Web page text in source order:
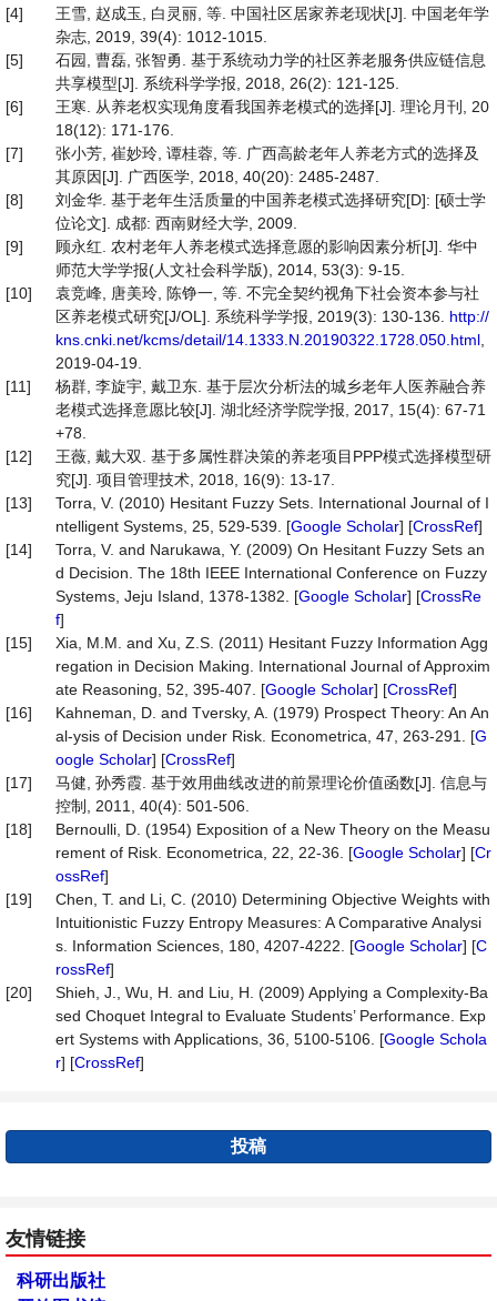
[4]
王雪, 赵成玉, 白灵丽, 等. 中国社区居家养老现状[J]. 中国老年学
杂志, 2019, 39(4): 1012-1015.
[5]
石园, 曹磊, 张智勇. 基于系统动力学的社区养老服务供应链信息
共享模型[J]. 系统科学学报, 2018, 26(2): 121-125.
[6]
王寒. 从养老权实现角度看我国养老模式的选择[J]. 理论月刊, 20
18(12): 171-176.
[7]
张小芳, 崔妙玲, 谭桂蓉, 等. 广西高龄老年人养老方式的选择及
其原因[J]. 广西医学, 2018, 40(20): 2485-2487.
[8]
刘金华. 基于老年生活质量的中国养老模式选择研究[D]: [硕士学
位论文]. 成都: 西南财经大学, 2009.
[9]
顾永红. 农村老年人养老模式选择意愿的影响因素分析[J]. 华中
师范大学学报(人文社会科学版), 2014, 53(3): 9-15.
[10]
袁竞峰, 唐美玲, 陈铮一, 等. 不完全契约视角下社会资本参与社
区养老模式研究[J/OL]. 系统科学学报, 2019(3): 130-136. http://
kns.cnki.net/kcms/detail/14.1333.N.20190322.1728.050.html
2019-04-19.
[11]
杨群, 李旋宇, 戴卫东. 基于层次分析法的城乡老年人医养融合养
老模式选择意愿比较[J]. 湖北经济学院学报, 2017, 15(4): 67-71
+78.
[12]
王薇, 戴大双. 基于多属性群决策的养老项目PPP模式选择模型研
究[J]. 项目管理技术, 2018, 16(9): 13-17.
[13]
Torra, V. (2010) Hesitant Fuzzy Sets. International Journal of I
ntelligent Systems, 25, 529-539. [Google Scholar] [CrossRef]
[14]
Torra, V. and Narukawa, Y. (2009) On Hesitant Fuzzy Sets an
d Decision. The 18th IEEE International Conference on Fuzzy
Systems, Jeju Island, 1378-1382. [Google Scholar] [CrossRe
f]
[15]
Xia, M.M. and Xu, Z.S. (2011) Hesitant Fuzzy Information Agg
regation in Decision Making. International Journal of Approxim
ate Reasoning, 52, 395-407. [Google Scholar] [CrossRef]
[16]
Kahneman, D. and Tversky, A. (1979) Prospect Theory: An An
al-ysis of Decision under Risk. Econometrica, 47, 263-291. [G
oogle Scholar] [CrossRef]
[17]
马健, 孙秀霞. 基于效用曲线改进的前景理论价值函数[J]. 信息与
控制, 2011, 40(4): 501-506.
[18]
Bernoulli, D. (1954) Exposition of a New Theory on the Measu
rement of Risk. Econometrica, 22, 22-36. [Google Scholar] [Cr
ossRef]
[19]
Chen, T. and Li, C. (2010) Determining Objective Weights with
Intuitionistic Fuzzy Entropy Measures: A Comparative Analysi
s. Information Sciences, 180, 4207-4222. [Google Scholar] [C
rossRef]
[20]
Shieh, J., Wu, H. and Liu, H. (2009) Applying a Complexity-Ba
sed Choquet Integral to Evaluate Students’ Performance. Exp
ert Systems with Applications, 36, 5100-5106. [Google Schola
r] [CrossRef]
投稿
友情链接
科研出版社